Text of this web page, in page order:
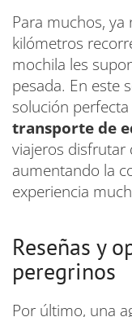
Para muchos,
kilómetros
mochila les
pesada. En este
solución
transporte de
viajeros disfrutar
aumentando la
experiencia
Reseñas y
peregrinos
Por último, una